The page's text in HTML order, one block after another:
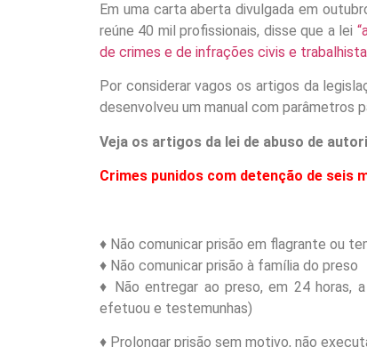
Em uma carta aberta divulgada em
reúne 40 mil profissionais, disse que a lei
de crimes e de infrações civis e
Por considerar vagos os artigos da
desenvolveu um manual com parâmetros
Veja os artigos da lei de abuso de
Crimes punidos com detenção de seis
♦ Não comunicar prisão em flagrante ou
♦ Não comunicar prisão à família do preso
♦ Não entregar ao preso, em 24 horas,
efetuou e testemunhas)
♦ Prolongar prisão sem motivo, não